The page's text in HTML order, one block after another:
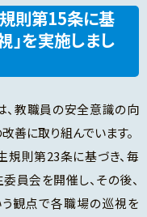
則第15条に基
」を実施しまし
教職員の安全意識の向
善に取り組んでいます。
則第23条に基づき、毎
員会を開催し、その後、
う観点で各職場の巡視を